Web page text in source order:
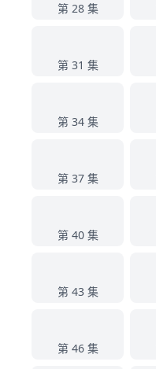
第 28 集
第 31 集
第 34 集
第 37 集
第 40 集
第 43 集
第 46 集